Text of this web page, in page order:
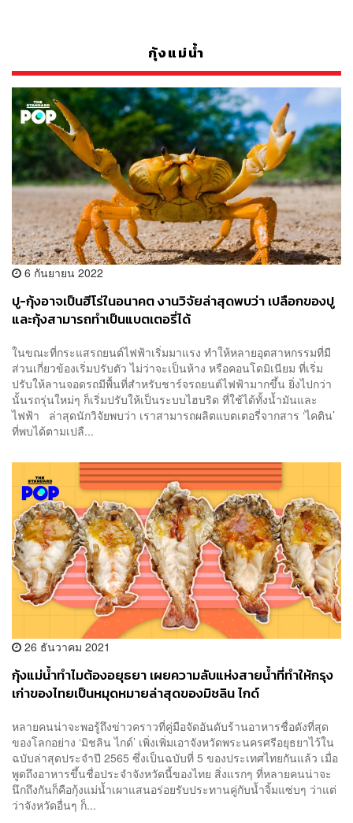
กุ้งแม่น้ำ
6 กันยายน 2022
ปู-กุ้งอาจเป็นฮีโร่ในอนาคต งานวิจัยล่าสุดพบว่า เปลือกของปู
และกุ้งสามารถทำเป็นแบตเตอรี่ได้
ในขณะที่กระแสรถยนต์ไฟฟ้าเริ่มมาแรง ทำให้หลายอุตสาหกรรมที่มี
ส่วนเกี่ยวข้องเริ่มปรับตัว ไม่ว่าจะเป็นห้าง หรือคอนโดมิเนียม ที่เริ่ม
ปรับให้ลานจอดรถมีพื้นที่สำหรับชาร์จรถยนต์ไฟฟ้ามากขึ้น ยิ่งไปกว่า
นั้นรถรุ่นใหม่ๆ ก็เริ่มปรับให้เป็นระบบไฮบริด ที่ใช้ได้ทั้งน้ำมันและ
ไฟฟ้า ล่าสุดนักวิจัยพบว่า เราสามารถผลิตแบตเตอรี่จากสาร ‘ไคติน’
ที่พบได้ตามเปลื...
26 ธันวาคม 2021
กุ้งแม่น้ำทำไมต้องอยุธยา เผยความลับแห่งสายน้ำที่ทำให้กรุง
เก่าของไทยเป็นหมุดหมายล่าสุดของมิชลิน ไกด์
หลายคนน่าจะพอรู้ถึงข่าวคราวที่คู่มือจัดอันดับร้านอาหารชื่อดังที่สุด
ของโลกอย่าง ‘มิชลิน ไกด์’ เพิ่งเพิ่มเอาจังหวัดพระนครศรีอยุธยาไว้ใน
ฉบับล่าสุดประจำปี 2565 ซึ่งเป็นฉบับที่ 5 ของประเทศไทยกันแล้ว เมื่อ
พูดถึงอาหารขึ้นชื่อประจำจังหวัดนี้ของไทย สิ่งแรกๆ ที่หลายคนน่าจะ
นึกถึงกันก็คือกุ้งแม่น้ำเผาแสนอร่อยรับประทานคู่กับน้ำจิ้มแซ่บๆ ว่าแต่
ว่าจังหวัดอื่นๆ ก็...